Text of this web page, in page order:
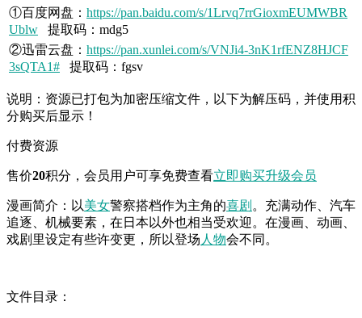
①百度网盘： https://pan.baidu.com/s/1Lrvq7rrGioxmEUMWBR
Ublw 提取码：mdg5
②迅雷云盘： https://pan.xunlei.com/s/VNJi4-3nK1rfENZ8HJCF
3sQTA1# 提取码：fgsv
说明：资源已打包为加密压缩文件，以下为解压码，并使用积
分购买后显示！
付费资源
售价20积分 ，会员用户可享免费查看立即购买升级会员
漫画简介：以美女警察搭档作为主角的喜剧 。充满动作、汽车
追逐、机械要素，在日本以外也相当受欢迎。在漫画、动画、
戏剧里设定有些许变更，所以登场 人物会不同。
文件目录：